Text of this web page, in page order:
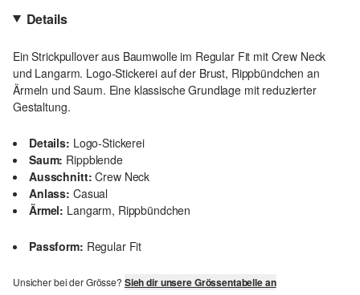
Details
Ein Strickpullover aus Baumwolle im Regular Fit mit Crew Neck
und Langarm. Logo-Stickerei auf der Brust, Rippbündchen an
Ärmeln und Saum. Eine klassische Grundlage mit reduzierter
Gestaltung.
Details: Logo-Stickerei
Saum: Rippblende
Ausschnitt: Crew Neck
Anlass: Casual
Ärmel: Langarm, Rippbündchen
Passform: Regular Fit
Unsicher bei der Grösse? Sieh dir unsere Grössentabelle an